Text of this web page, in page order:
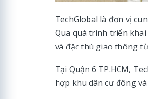
TechGlobal là đơn vị
Qua quá trình triển
và đặc thù giao thông
Tại Quận 6 TP.HCM,
hợp khu dân cư đông